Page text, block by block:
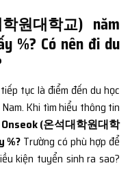
원대학교) năm
%? Có nên đi du
tục là điểm đến du học
Khi tìm hiểu thông tin
Onseok (온석대학원대학
%?Trường có phù hợp để
kiện tuyển sinh ra sao?